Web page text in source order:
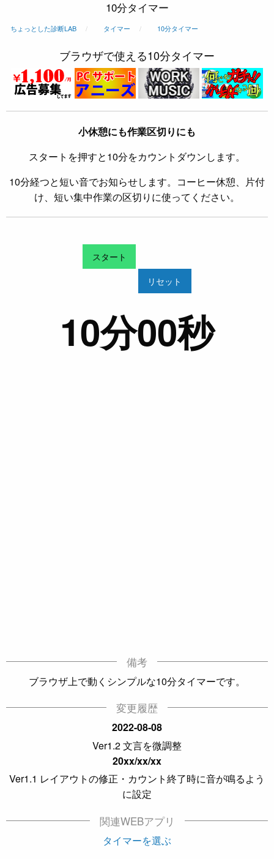
10分タイマー
ちょっとした診断LAB タイマー 10分タイマー
ブラウザで使える10分タイマー
小休憩にも作業区切りにも
スタートを押すと10分をカウントダウンします。
10分経つと短い音でお知らせします。コーヒー休憩、片付
け、短い集中作業の区切りに使ってください。
スタート
リセット
10分00秒
備考
ブラウザ上で動くシンプルな10分タイマーです。
変更履歴
2022-08-08
Ver1.2 文言を微調整
20xx/xx/xx
Ver1.1 レイアウトの修正・カウント終了時に音が鳴るよう
に設定
関連WEBアプリ
タイマーを選ぶ